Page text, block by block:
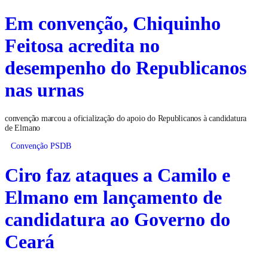
Em convenção, Chiquinho
Feitosa acredita no
desempenho do Republicanos
nas urnas
convenção marcou a oficialização do apoio do Republicanos à candidatura
de Elmano
Convenção PSDB
Ciro faz ataques a Camilo e
Elmano em lançamento de
candidatura ao Governo do
Ceará